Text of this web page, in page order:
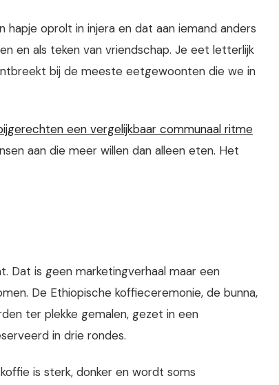
hapje oprolt in injera en dat aan iemand anders
en als teken van vriendschap. Je eet letterlijk
bij de meeste eetgewoonten die we in
een vergelijkbaar communaal ritme
aan die meer willen dan alleen eten. Het
Dat is geen marketingverhaal maar een
De Ethiopische koffieceremonie, de bunna,
ter plekke gemalen, gezet in een
in drie rondes.
is sterk, donker en wordt soms